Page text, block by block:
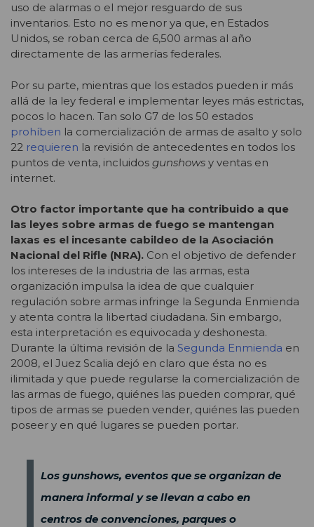
uso de alarmas o el mejor resguardo de sus
inventarios. Esto no es menor ya que, en Estados
Unidos, se roban cerca de 6,500 armas al año
directamente de las armerías federales.
Por su parte, mientras que los estados pueden ir más
allá de la ley federal e implementar leyes más estrictas,
pocos lo hacen. Tan solo G7 de los 50 estados
prohíben la comercialización de armas de asalto y solo
22 requieren la revisión de antecedentes en todos los
puntos de venta, incluidos gunshows y ventas en
internet.
Otro factor importante que ha contribuido a que
las leyes sobre armas de fuego se mantengan
laxas es el incesante cabildeo de la Asociación
Nacional del Rifle (NRA). Con el objetivo de defender
los intereses de la industria de las armas, esta
organización impulsa la idea de que cualquier
regulación sobre armas infringe la Segunda Enmienda
y atenta contra la libertad ciudadana. Sin embargo,
esta interpretación es equivocada y deshonesta.
Durante la última revisión de la Segunda Enmienda en
2008, el Juez Scalia dejó en claro que ésta no es
ilimitada y que puede regularse la comercialización de
las armas de fuego, quiénes las pueden comprar, qué
tipos de armas se pueden vender, quiénes las pueden
poseer y en qué lugares se pueden portar.
Los gunshows, eventos que se organizan de
manera informal y se llevan a cabo en
centros de convenciones, parques o